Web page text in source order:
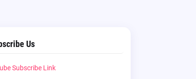
Us
Subscribe Link